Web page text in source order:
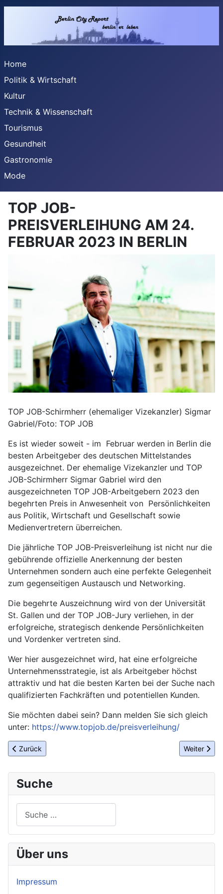
Home
Politik & Wirtschaft
Kultur
Technik & Wissenschaft
Tourismus
Gesundheit
Gastronomie
Mode
TOP JOB-
PREISVERLEIHUNG AM 24.
FEBRUAR 2023 IN BERLIN
TOP JOB-Schirmherr (ehemaliger Vizekanzler) Sigmar
Gabriel/Foto: TOP JOB
Es ist wieder soweit - im Februar werden in Berlin die
besten Arbeitgeber des deutschen Mittelstandes
ausgezeichnet. Der ehemalige Vizekanzler und TOP
JOB-Schirmherr Sigmar Gabriel wird den
ausgezeichneten TOP JOB-Arbeitgebern 2023 den
begehrten Preis in Anwesenheit von Persönlichkeiten
aus Politik, Wirtschaft und Gesellschaft sowie
Medienvertretern überreichen.
Die jährliche TOP JOB-Preisverleihung ist nicht nur die
gebührende offizielle Anerkennung der besten
Unternehmen sondern auch eine perfekte Gelegenheit
zum gegenseitigen Austausch und Networking.
Die begehrte Auszeichnung wird von der Universität
St. Gallen und der TOP JOB-Jury verliehen, in der
erfolgreiche, strategisch denkende Persönlichkeiten
und Vordenker vertreten sind.
Wer hier ausgezeichnet wird, hat eine erfolgreiche
Unternehmensstrategie, ist als Arbeitgeber höchst
attraktiv und hat die besten Karten bei der Suche nach
qualifizierten Fachkräften und potentiellen Kunden.
Sie möchten dabei sein? Dann melden Sie sich gleich
unter: https://www.topjob.de/preisverleihung/
Vorheriger Beitrag: 17. Berliner Kartoffelabend 2023
Zurück Nächster
Weiter
Suche
Über uns
Impressum